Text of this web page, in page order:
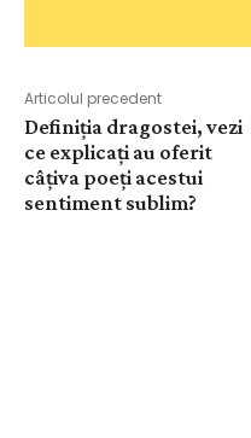
Articolul precedent
Definiția dragostei, vezi
ce explicați au oferit
câțiva poeți acestui
sentiment sublim?